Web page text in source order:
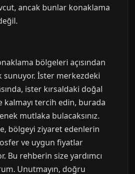
ancak bunlar konaklama
bölgeleri açısından
İster merkezdeki
ister kırsaldaki doğal
tercih edin, burada
mutlaka bulacaksınız.
bölgeyi ziyaret edenlerin
ve uygun fiyatlar
Bu rehberin size yardımcı
Unutmayın, doğru